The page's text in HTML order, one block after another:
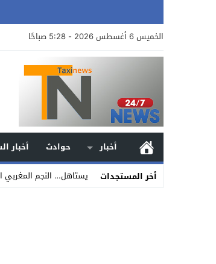
الخميس 6 أغسطس 2026 - 5:28 صباحًا
أخبار حوادث أخبار
أخر المستجدات
يستاهل… النجم المغربي